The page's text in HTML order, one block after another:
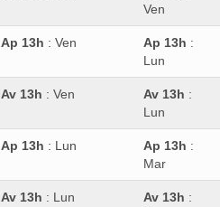
Ven
Ap 13h : Ven Ap 13h :
Lun
Av 13h : Ven Av 13h :
Lun
Ap 13h : Lun Ap 13h :
Mar
Av 13h : Lun Av 13h :